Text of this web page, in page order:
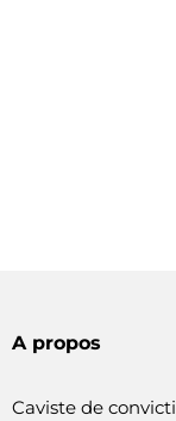
A propos
Caviste de